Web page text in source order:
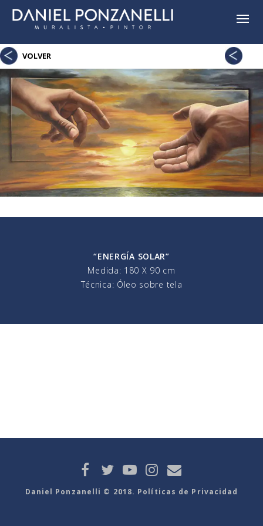
VOLVER Soporte
“ENERGÍA SOLAR”
Medida: 180 X 90 cm
Técnica: Óleo sobre tela
Daniel Ponzanelli © 2018. Políticas de Privacidad